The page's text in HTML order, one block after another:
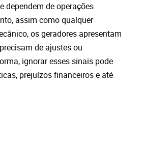
dependem de operações
assim como qualquer
os geradores apresentam
de ajustes ou
ignorar esses sinais pode
prejuízos financeiros e até